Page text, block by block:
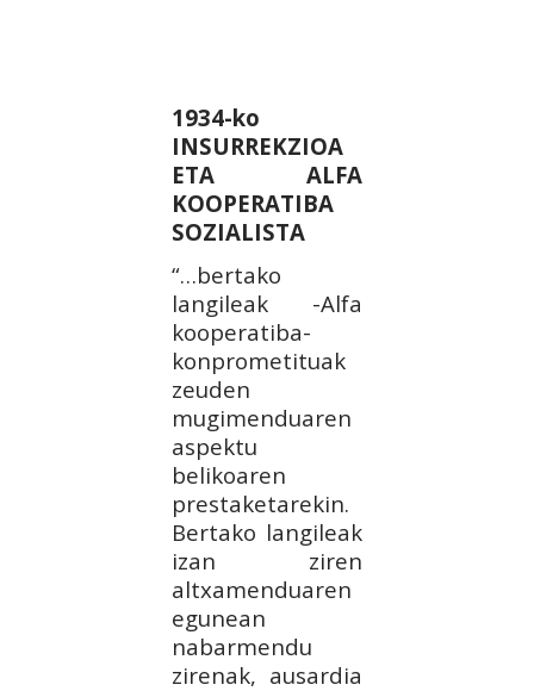
1934-ko
INSURREKZIOA
ETA ALFA
KOOPERATIBA
SOZIALISTA
“…bertako
langileak -Alfa
kooperatiba-
konprometituak
zeuden
mugimenduaren
aspektu
belikoaren
prestaketarekin.
Bertako langileak
izan ziren
altxamenduaren
egunean
nabarmendu
zirenak, ausardia